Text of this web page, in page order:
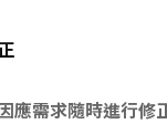
應需求隨時進行修